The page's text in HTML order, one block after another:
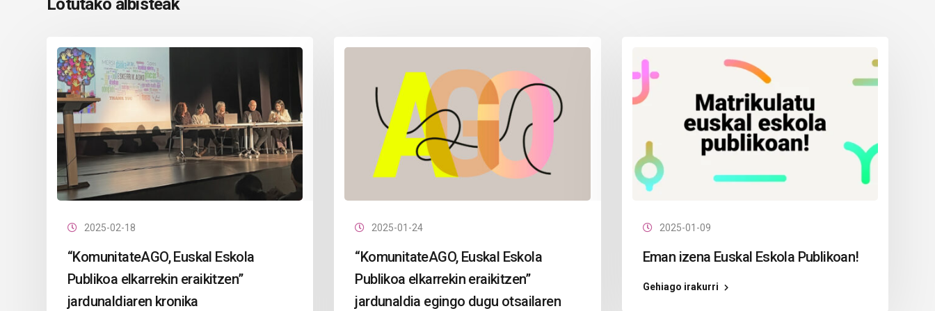
Lotutako albisteak
2025-02-18
“KomunitateAGO, Euskal Eskola
Publikoa elkarrekin eraikitzen”
jardunaldiaren kronika
2025-01-24
“KomunitateAGO, Euskal Eskola
Publikoa elkarrekin eraikitzen”
jardunaldia egingo dugu otsailaren
2025-01-09
Eman izena Euskal Eskola Publikoan!
Gehiago irakurri